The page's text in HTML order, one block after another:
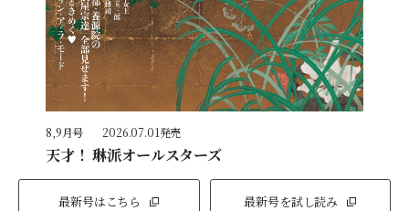
8,9月号 2026.07.01発売
天才！ 琳派オールスターズ
最新号はこちら 最新号を試し読み